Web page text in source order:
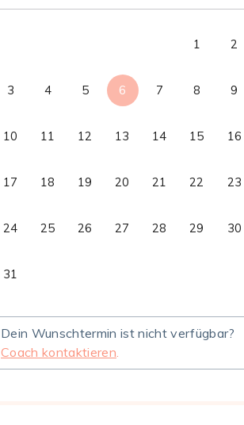
1 2
3 4 5 6 7 8 9
10 11 12 13 14 15 16
17 18 19 20 21 22 23
24 25 26 27 28 29 30
31
Dein Wunschtermin ist nicht verfügbar?
Coach kontaktieren